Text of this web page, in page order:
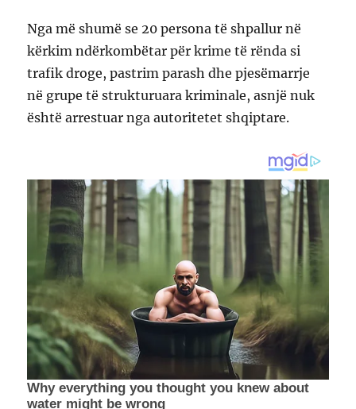
Nga më shumë se 20 persona të shpallur në
kërkim ndërkombëtar për krime të rënda si
trafik droge, pastrim parash dhe pjesëmarrje
në grupe të strukturuara kriminale, asnjë nuk
është arrestuar nga autoritetet shqiptare.